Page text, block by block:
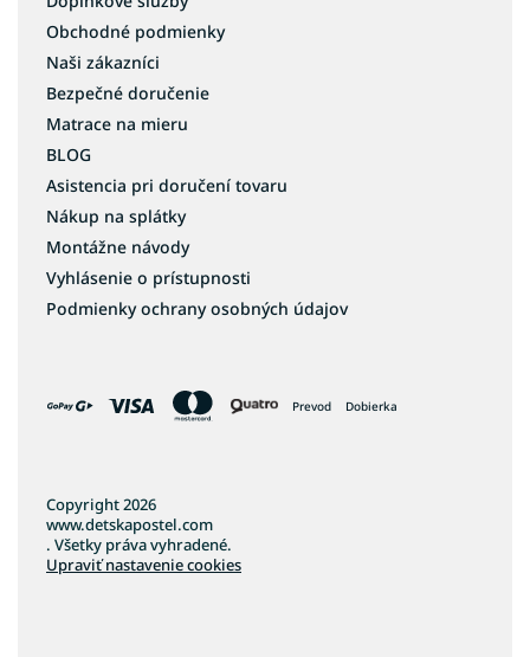
Obchodné podmienky
Naši zákazníci
Bezpečné doručenie
Matrace na mieru
BLOG
Asistencia pri doručení tovaru
Nákup na splátky
Montážne návody
Vyhlásenie o prístupnosti
Podmienky ochrany osobných údajov
Prevod Dobierka
Copyright 2026
www.detskapostel.com
. Všetky práva vyhradené.
Upraviť nastavenie cookies